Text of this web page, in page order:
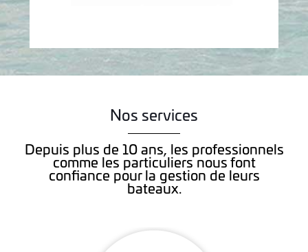
Nos services
Depuis plus de 10 ans, les professionnels
comme les particuliers nous font
confiance pour la gestion de leurs
bateaux.